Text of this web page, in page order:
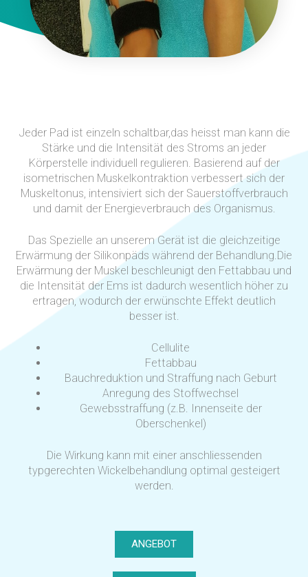
Jeder Pad ist einzeln schaltbar,das heisst man kann die
Stärke und die Intensität des Stroms an jeder
Körperstelle individuell regulieren. Basierend auf der
isometrischen Muskelkontraktion verbessert sich der
Muskeltonus, intensiviert sich der Sauerstoffverbrauch
und damit der Energieverbrauch des Organismus.
Das Spezielle an unserem Gerät ist die gleichzeitige
Erwärmung der Silikonpäds während der Behandlung.Die
Erwärmung der Muskel beschleunigt den Fettabbau und
die Intensität der Ems ist dadurch wesentlich höher zu
ertragen, wodurch der erwünschte Effekt deutlich
besser ist.
Cellulite
Fettabbau
Bauchreduktion und Straffung nach Geburt
Anregung des Stoffwechsel
Gewebsstraffung (z.B. Innenseite der
Oberschenkel)
Die Wirkung kann mit einer anschliessenden
typgerechten Wickelbehandlung optimal gesteigert
werden.
ANGEBOT